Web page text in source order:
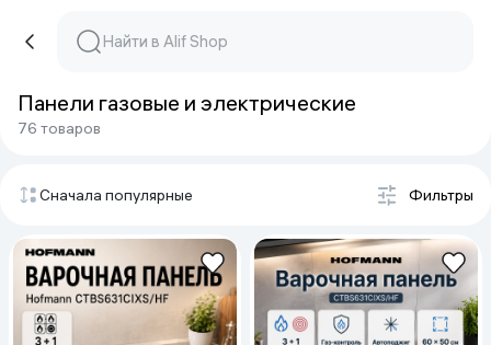
Панели газовые и электрические
76 товаров
Сначала популярные Фильтры